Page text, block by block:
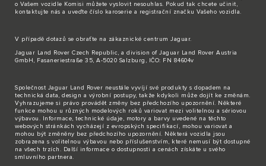
o Vašem vozidle Komisi můžete vyslovit nesouhlas. Pokud tak chcete učinit,
kontaktujte nás a uveďte číslo karoserie a registrační značku Vašeho vozidla.
V případě dotazů se obraťte na zákaznické centrum Jaguar.
Jaguar Land Rover Czech Republic, a division of Jaguar Land Rover Austria
GmbH, Fasaneriestraße 35, A-5020 Salzburg, IČO: FN 84604v
Společnost Jaguar Land Rover neustále vyvíjí své produkty s dopadem na
technická data, design a výrobní postupy, takže kdykoli může dojít ke změnám.
Vyhrazujeme si právo provádět změny bez předchozího upozornění. Některé
funkce mohou u různých modelových roků variovat mezi volitelnou a sériovou
výbavou. Informace, technické údaje, motory a barvy uvedené na těchto
webových stránkách vycházejí z evropských specifikací, mohou variovat a
mohou být změněny bez předchozího upozornění. Některá vozidla jsou
zobrazena s volitelnou výbavou nebo příslušenstvím, které nemusí být dostupné
na všech trzích. Další informace o dostupnosti a cenách získáte u svého
smluvního partnera.